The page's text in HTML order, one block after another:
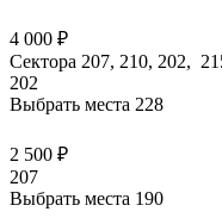
4 000 ₽
Сектора 207, 210, 202,
202
Выбрать места 228
2 500 ₽
207
Выбрать места 190